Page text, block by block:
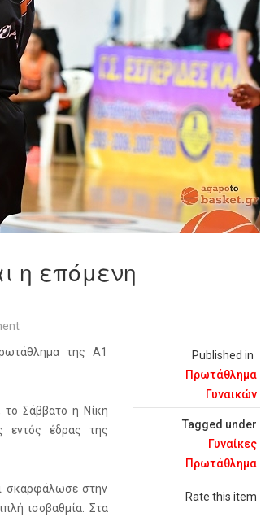
η επόμενη
Published in
Πρωτάθλημα
Γυναικών
Tagged under
Γυναίκες
Πρωτάθλημα
Rate this item
της Α1
το Σάββατο η Νίκη
εντός έδρας της
σκαρφάλωσε στην
ισοβαθμία. Στα